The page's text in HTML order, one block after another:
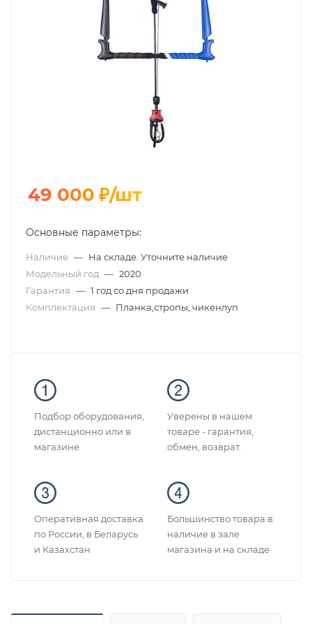
49 000 ₽/шт
Основные параметры:
Наличие — На складе. Уточните наличие
Модельный год — 2020
Гарантия — 1 год со дня продажи
Комплектация — Планка,стропы, чикенлуп
Подбор оборудования,
дистанционно или в
магазине
Уверены в нашем
товаре - гарантия,
обмен, возврат.
Оперативная доставка
по России, в Беларусь
и Казахстан
Большинство товара в
наличие в зале
магазина и на складе